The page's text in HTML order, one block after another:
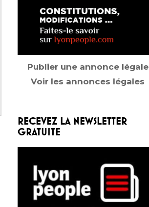
Publier une annonce légale
Voir les annonces légales
RECEVEZ LA NEWSLETTER
GRATUITE